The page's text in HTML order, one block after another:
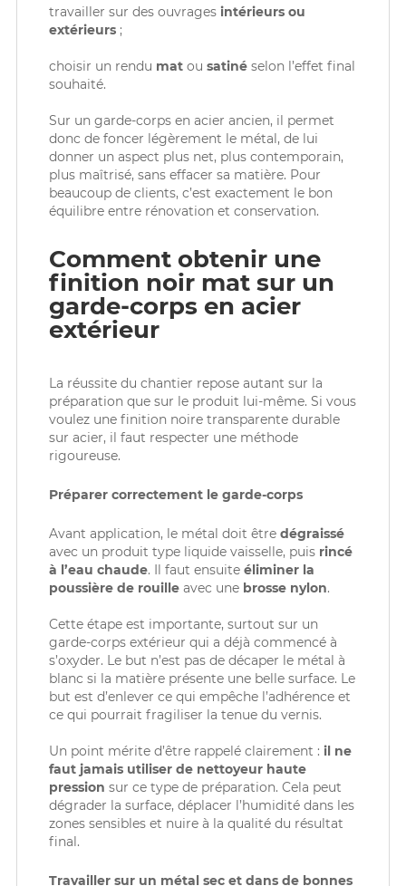
travailler sur des ouvrages intérieurs ou
extérieurs;
choisir un rendu matou satinéselon l’effet final
souhaité.
Sur un garde-corps en acier ancien, il permet
donc de foncer légèrement le métal, de lui
donner un aspect plus net, plus contemporain,
plus maîtrisé, sans effacer sa matière. Pour
beaucoup de clients, c’est exactement le bon
équilibre entre rénovation et conservation.
Comment obtenir une
finition noir mat sur un
garde-corps en acier
extérieur
La réussite du chantier repose autant sur la
préparation que sur le produit lui-même. Si vous
voulez une finition noire transparente durable
sur acier, il faut respecter une méthode
rigoureuse.
Préparer correctement le garde-corps
Avant application, le métal doit être dégraissé
avec un produit type liquide vaisselle, puis rincé
à l’eau chaude. Il faut ensuite éliminer la
poussière de rouilleavec une brosse nylon.
Cette étape est importante, surtout sur un
garde-corps extérieur qui a déjà commencé à
s’oxyder. Le but n’est pas de décaper le métal à
blanc si la matière présente une belle surface. Le
but est d’enlever ce qui empêche l’adhérence et
ce qui pourrait fragiliser la tenue du vernis.
Un point mérite d’être rappelé clairement : il ne
faut jamais utiliser de nettoyeur haute
pression sur ce type de préparation. Cela peut
dégrader la surface, déplacer l’humidité dans les
zones sensibles et nuire à la qualité du résultat
final.
Travailler sur un métal sec et dans de bonnes